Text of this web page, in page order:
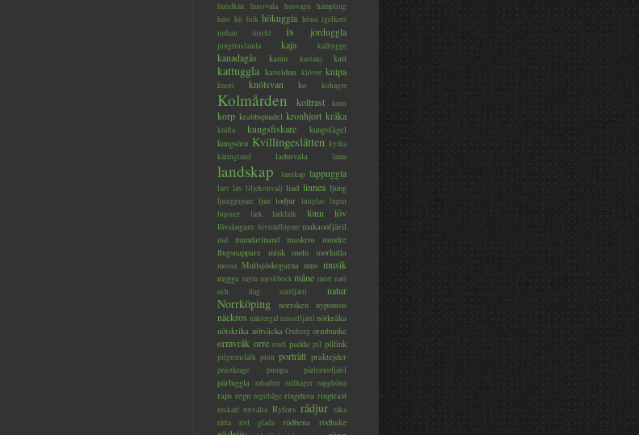
hundkäx
hussvala husvagn
hämpling
häst hö hök hökuggla höna igelkott
indian
insekt is jorduggla
jungfruslända kaja kalhygge
kanadagås kanin kastanj katt
kattuggla kaveldun klöver knipa
knott knölsvan ko kohäger
Kolmården koltrast korn
korp krabbspindel kronhjort kråka
kräfta kungsfiskare
kungsfågel
kungsörn Kvillingeslätten kyrka
käringtand
ladusvala lama
landskap lanskap lappuggla
larv lav liljekonvalj lind linnea ljung
ljungpipare ljus lodjur lunglav lupin
lupiner
lärk lärkfalk lönn löv
lövsångare lövträdlöpare makaonfjäril
mal mandarinand maskros
mindre
flugsnappare
mink moln morkulla
mossa Mullsjöskogarna mus musik
mygga myra myskbock måne mört natt
och dag
nattfjäril natur
Norrköping norrsken nyponros
näckros näktergal nässelfjäril nötkråka
nötskrika nötväcka Omberg ormbunke
ormvråk orre oxel padda pil pilfink
pilgrimsfalk pion porträtt praktejder
prästkrage pumpa pärlemorfjäril
pärluggla rabarber rallhäger rapphöna
raps regn regnbåge ringduva ringtrast
roskarl rotvälta Ryfors rådjur råka
råtta
röd glada rödbena rödhake